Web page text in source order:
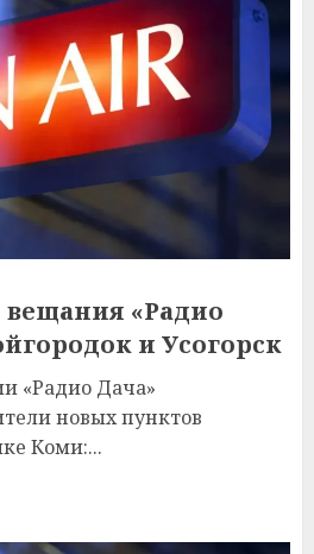
«Радио
и Усогорск
«Радио Дача»
новых пунктов
Коми:...